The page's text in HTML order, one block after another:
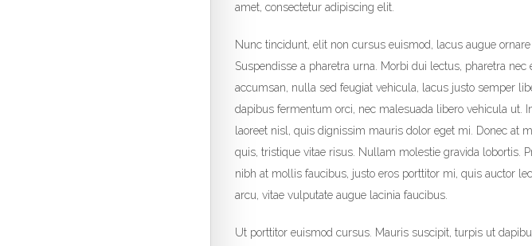
amet, consectetur adipiscing elit.
Nunc tincidunt, elit non cursus euismod, lacus augue
Suspendisse a pharetra urna. Morbi dui lectus, pharetra
accumsan, nulla sed feugiat vehicula, lacus justo semper
dapibus fermentum orci, nec malesuada libero vehicula ut.
laoreet nisl, quis dignissim mauris dolor eget mi. Donec at
quis, tristique vitae risus. Nullam molestie gravida lobortis.
nibh at mollis faucibus, justo eros porttitor mi, quis auctor
arcu, vitae vulputate augue lacinia faucibus.
Ut porttitor euismod cursus. Mauris suscipit, turpis ut